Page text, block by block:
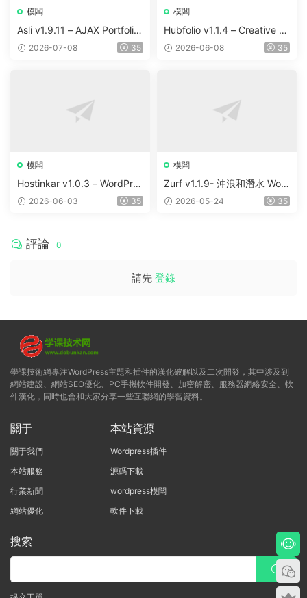
模闆
Asli v1.9.11 – AJAX Portfolio
Elementor WordPress Them
2026-07-08 35
模闆
Hubfolio v1.1.4 – Creative P
ortfolio & Digital Agency Wo
2026-06-08 35
模闆
Hostinkar v1.0.3 – WordPres
s & WHMCS 主題
2026-06-03 35
模闆
Zurf v1.1.9- 沖浪和潛水 Wor
dPress主題
2026-05-24 35
評論 0
請先 登錄
學課技術網專注WordPress主題和插件的漢化破解以及二次開發，其中涉及到
網站建設、網站SEO優化、PC手機軟件開發、加密解密、服務器網絡安全、軟
件漢化，同時也會和大家分享一些互聯網的學習資料。
關于
關于我們
本站服務
行業新聞
網站優化
本站資源
Wordpress插件
源碼下載
wordpress模闆
軟件下載
搜索